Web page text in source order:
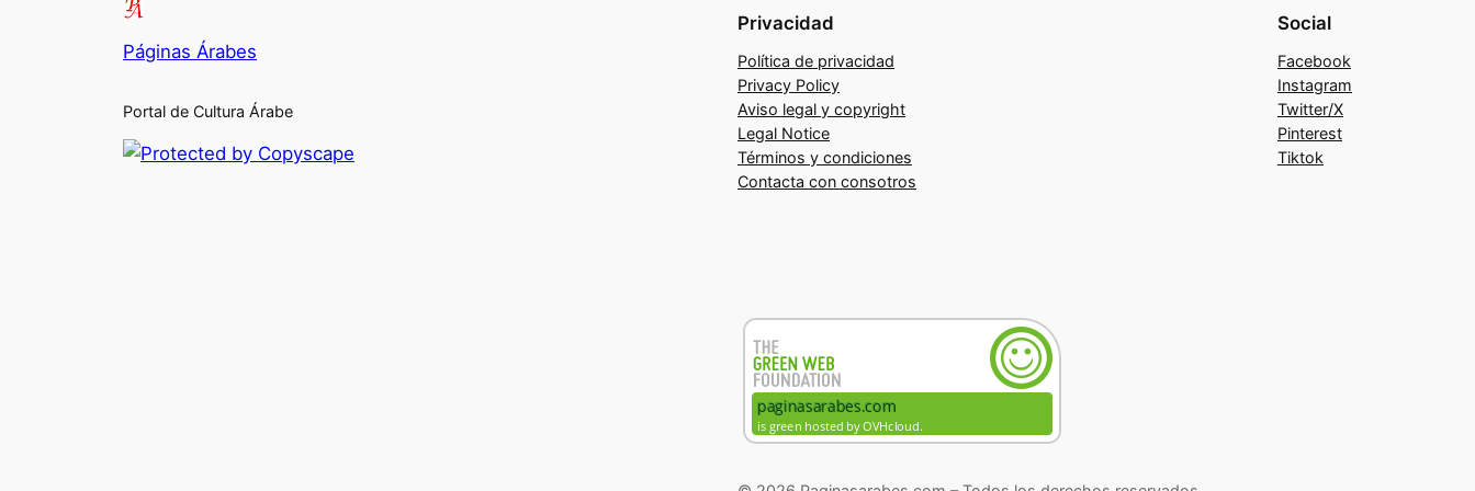
Páginas Árabes
Portal de Cultura Árabe
Privacidad
Política de privacidad
Privacy Policy
Aviso legal y copyright
Legal Notice
Términos y condiciones
Contacta con consotros
Social
Facebook
Instagram
Twitter/X
Pinterest
Tiktok